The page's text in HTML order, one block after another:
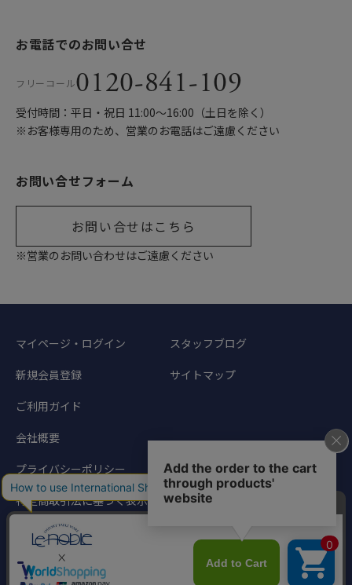
お電話でのお問い合せ
フリーコール0120-841-109
受付時間：平日・祝日 11:00〜16:00（土日を除く）
※お客様専用のため、営業のお電話はご遠慮ください
お問い合せフォーム
お問い合せはこちら
※営業のお問い合わせはご遠慮ください
マイページ・ログイン
新規会員登録
ご利用ガイド
会社概要
プライバシーポリシー
特定商取引法に基づく表示
スタッフブログ
サイトマップ